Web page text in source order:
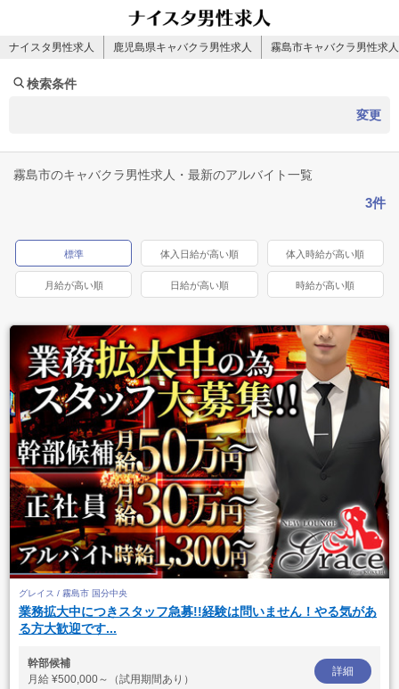
ナイスタ男性求人 鹿児島県キャバクラ男性求人 霧島市キャバクラ男性求人
検索条件
変更
霧島市のキャバクラ男性求人・最新のアルバイト一覧
3件
標準 体入日給が高い順 体入時給が高い順
月給が高い順 日給が高い順 時給が高い順
グレイス / 霧島市 国分中央
業務拡大中につきスタッフ急募!!経験は問いません！やる気があ
る方大歓迎です...
幹部候補
月給 ¥500,000～（試用期間あり）
詳細